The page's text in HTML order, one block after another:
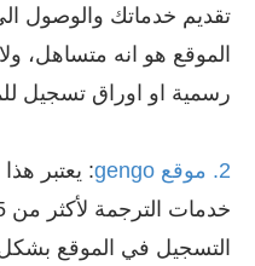
تقديم خدماتك والوصول
الموقع هو انه متساهل،
رسمية او اوراق تسجيل
2. موقع gengo
: يعتبر
التسجيل في الموقع بشكل